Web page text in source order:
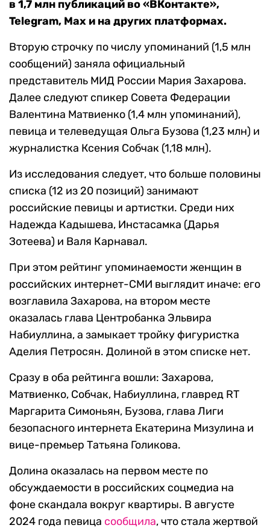
в 1,7 млн публикаций во «ВКонтакте»,
Telegram, Max и на других платформах.
Вторую строчку по числу упоминаний (1,5 млн
сообщений) заняла официальный
представитель МИД России Мария Захарова.
Далее следуют спикер Совета Федерации
Валентина Матвиенко (1,4 млн упоминаний),
певица и телеведущая Ольга Бузова (1,23 млн) и
журналистка Ксения Собчак (1,18 млн).
Из исследования следует, что больше половины
списка (12 из 20 позиций) занимают
российские певицы и артистки. Среди них
Надежда Кадышева, Инстасамка (Дарья
Зотеева) и Валя Карнавал.
При этом рейтинг упоминаемости женщин в
российских интернет-СМИ выглядит иначе: его
возглавила Захарова, на втором месте
оказалась глава Центробанка Эльвира
Набиуллина, а замыкает тройку фигуристка
Аделия Петросян. Долиной в этом списке нет.
Сразу в оба рейтинга вошли: Захарова,
Матвиенко, Собчак, Набиуллина, главред RT
Маргарита Симоньян, Бузова, глава Лиги
безопасного интернета Екатерина Мизулина и
вице-премьер Татьяна Голикова.
Долина оказалась на первом месте по
обсуждаемости в российских соцмедиа на
фоне скандала вокруг квартиры. В августе
2024 года певица сообщила, что стала жертвой